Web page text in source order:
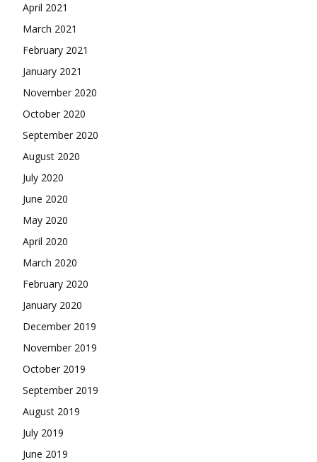
April 2021
March 2021
February 2021
January 2021
November 2020
October 2020
September 2020
August 2020
July 2020
June 2020
May 2020
April 2020
March 2020
February 2020
January 2020
December 2019
November 2019
October 2019
September 2019
August 2019
July 2019
June 2019